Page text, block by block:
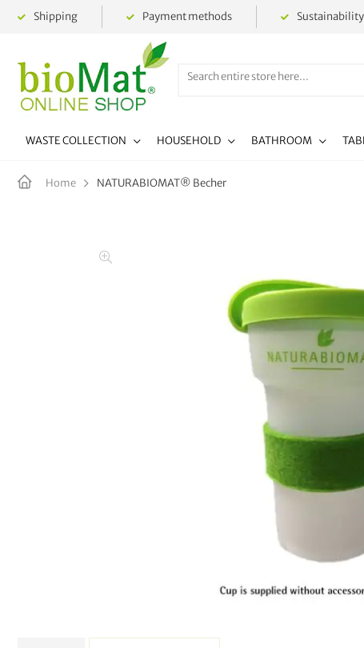
Shipping Payment methods Sustainability
WASTE COLLECTION HOUSEHOLD BATHROOM
Home NATURABIOMAT® Becher